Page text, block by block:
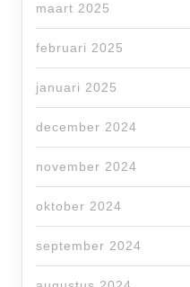
maart 2025
februari 2025
januari 2025
december 2024
november 2024
oktober 2024
september 2024